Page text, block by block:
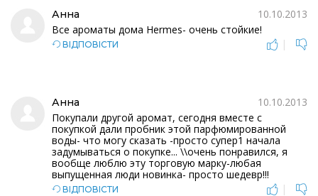
Анна
10.10.2013
Все ароматы дома Нermes- очень стойкие!
ВІДПОВІСТИ |
Анна
10.10.2013
Покупали другой аромат, сегодня вместе с
покупкой дали пробник этой парфюмированной
воды- что могу сказать -просто супер1 начала
задумываться о покупке... \\очень понравился, я
вообще люблю эту торговую марку-любая
выпущенная люди новинка- просто шедевр!!!
ВІДПОВІСТИ |